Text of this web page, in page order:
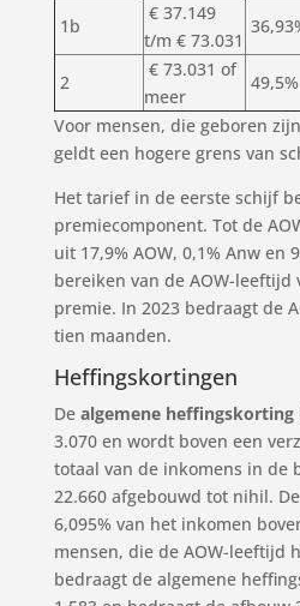
1b
€ 37.149
t/m € 73.031
2
€ 73.031 of
meer
49,5%
Voor mensen, die geboren
geldt een hogere grens van
Het tarief in de eerste schijf
premiecomponent. Tot de
uit 17,9% AOW, 0,1% Anw en
bereiken van de AOW-leeftijd
premie. In 2023 bedraagt de
tien maanden.
Heffingskortingen
De algemene heffingskorting
3.070 en wordt boven een
totaal van de inkomens in de
22.660 afgebouwd tot nihil.
6,095% van het inkomen
mensen, die de AOW-leeftijd
bedraagt de algemene